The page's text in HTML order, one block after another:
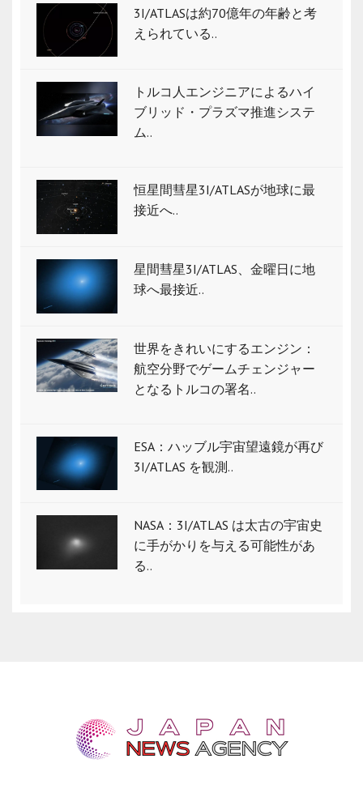
3I/ATLASは約70億年の年齢と考
えられている..
トルコ人エンジニアによるハイ
ブリッド・プラズマ推進システ
ム..
恒星間彗星3I/ATLASが地球に最
接近へ..
星間彗星3I/ATLAS、金曜日に地
球へ最接近..
世界をきれいにするエンジン：
航空分野でゲームチェンジャー
となるトルコの署名..
ESA：ハッブル宇宙望遠鏡が再び
3I/ATLAS を観測..
NASA：3I/ATLAS は太古の宇宙史
に手がかりを与える可能性があ
る..